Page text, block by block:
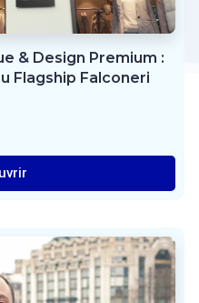
& Design Premium :
Flagship Falconeri